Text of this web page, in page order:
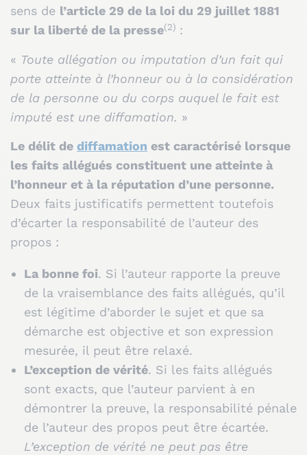
sens de l’article 29 de la loi du 29 juillet 1881
sur la liberté de la presse(2) :
« Toute allégation ou imputation d’un fait qui
porte atteinte à l’honneur ou à la considération
de la personne ou du corps auquel le fait est
imputé est une diffamation. »
Le délit de diffamation est caractérisé lorsque
les faits allégués constituent une atteinte à
l’honneur et à la réputation d’une personne.
Deux faits justificatifs permettent toutefois
d’écarter la responsabilité de l’auteur des
propos :
La bonne foi. Si l’auteur rapporte la preuve
de la vraisemblance des faits allégués, qu’il
est légitime d’aborder le sujet et que sa
démarche est objective et son expression
mesurée, il peut être relaxé.
L’exception de vérité. Si les faits allégués
sont exacts, que l’auteur parvient à en
démontrer la preuve, la responsabilité pénale
de l’auteur des propos peut être écartée.
L’exception de vérité ne peut pas être